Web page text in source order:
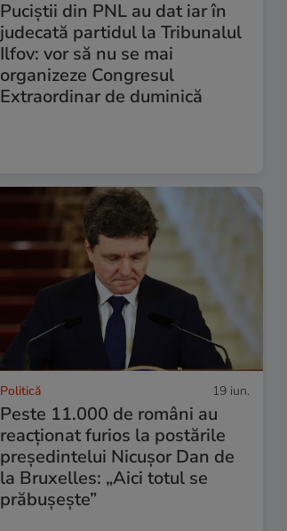
Puciștii din PNL au dat iar în
judecată partidul la Tribunalul
Ilfov: vor să nu se mai
organizeze Congresul
Extraordinar de duminică
Politică 19 iun.
Peste 11.000 de români au
reacționat furios la postările
președintelui Nicușor Dan de
la Bruxelles: „Aici totul se
prăbușește”